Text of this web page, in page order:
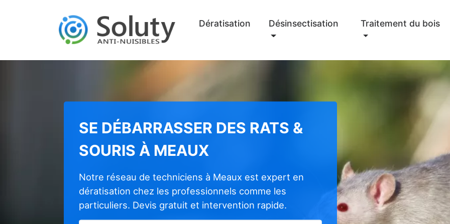
Dératisation Désinsectisation Traitement du bois
SE DÉBARRASSER DES RATS &
SOURIS À MEAUX
Notre réseau de techniciens à Meaux est expert en
dératisation chez les professionnels comme les
particuliers. Devis gratuit et intervention rapide.